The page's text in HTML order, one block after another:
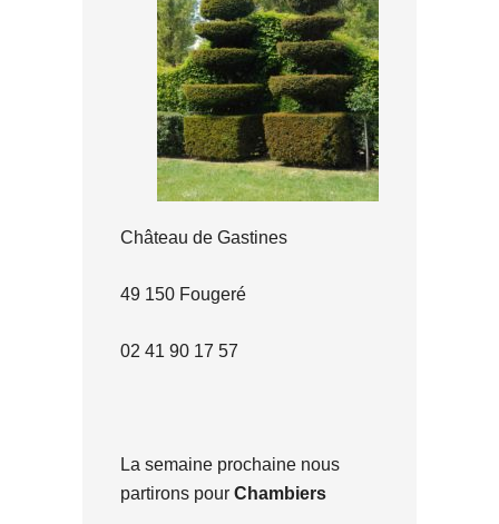
Château de Gastines
49 150 Fougeré
02 41 90 17 57
La semaine prochaine nous
partirons pour Chambiers